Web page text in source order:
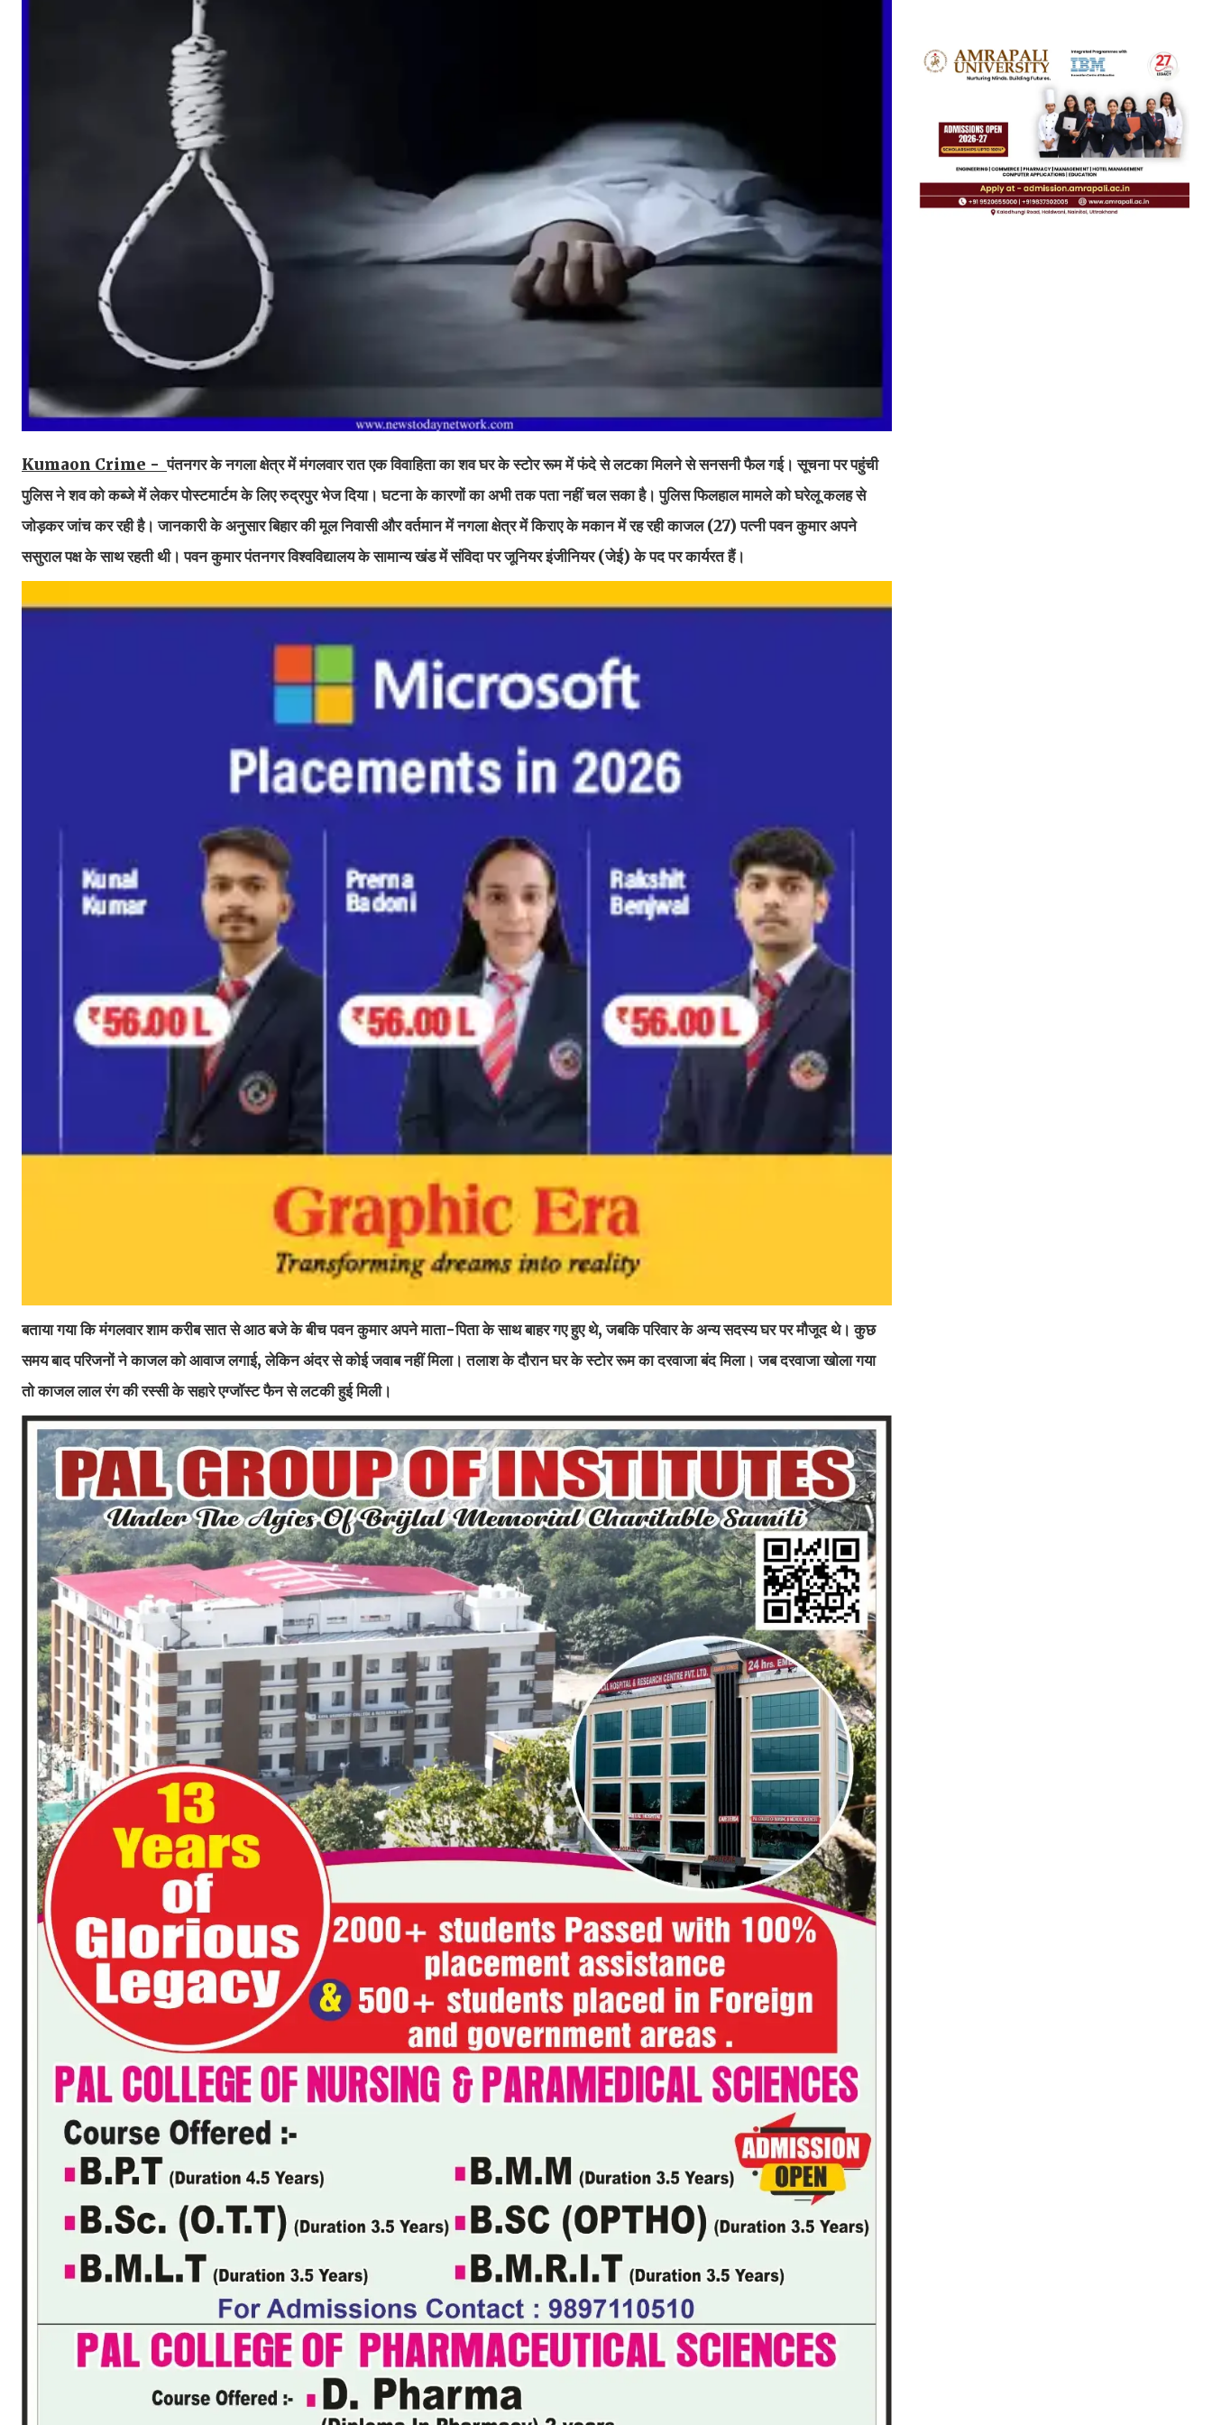
Kumaon Crime -पंतनगर के नगला क्षेत्र में मंगलवार रात एक विवाहिता का शव घर के स्टोर रूम में फंदे से लटका मिलने से सनसनी फैल गई। सूचना पर पहुंची
पुलिस ने शव को कब्जे में लेकर पोस्टमार्टम के लिए रुद्रपुर भेज दिया। घटना के कारणों का अभी तक पता नहीं चल सका है। पुलिस फिलहाल मामले को घरेलू कलह से
जोड़कर जांच कर रही है। जानकारी के अनुसार बिहार की मूल निवासी और वर्तमान में नगला क्षेत्र में किराए के मकान में रह रही काजल (27) पत्नी पवन कुमार अपने
ससुराल पक्ष के साथ रहती थी। पवन कुमार पंतनगर विश्वविद्यालय के सामान्य खंड में संविदा पर जूनियर इंजीनियर (जेई) के पद पर कार्यरत हैं।
बताया गया कि मंगलवार शाम करीब सात से आठ बजे के बीच पवन कुमार अपने माता-पिता के साथ बाहर गए हुए थे, जबकि परिवार के अन्य सदस्य घर पर मौजूद थे। कुछ
समय बाद परिजनों ने काजल को आवाज लगाई, लेकिन अंदर से कोई जवाब नहीं मिला। तलाश के दौरान घर के स्टोर रूम का दरवाजा बंद मिला। जब दरवाजा खोला गया
तो काजल लाल रंग की रस्सी के सहारे एग्जॉस्ट फैन से लटकी हुई मिली।